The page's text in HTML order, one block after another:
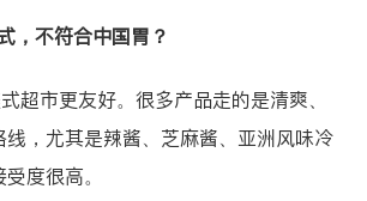
，不符合中国胃？
超市更友好。很多产品走的是清爽、
，尤其是辣酱、芝麻酱、亚洲风味冷
度很高。